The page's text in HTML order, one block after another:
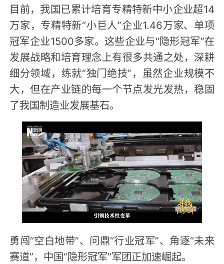
目前，我国已累计培育专精特新中小企业超14
万家，专精特新“小巨人”企业1.46万家、单项
冠军企业1500多家。这些企业与“隐形冠军”在
发展战略和培育理念上有很多共通之处，深耕
细分领域，练就“独门绝技”，虽然企业规模不
大，但在产业链的每一个节点发光发热，稳固
了我国制造业发展基石。
勇闯“空白地带”、问鼎“行业冠军”、角逐“未来
赛道”，中国“隐形冠军”军团正加速崛起。